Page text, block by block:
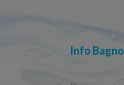
Info Bagno